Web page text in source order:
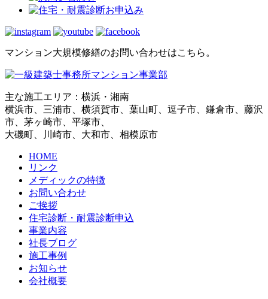
マンション大規模修繕のお問い合わせはこちら。
主な施工エリア：横浜・湘南
横浜市、三浦市、横須賀市、葉山町、逗子市、鎌倉市、藤沢
市、茅ヶ崎市、平塚市、
大磯町、川崎市、大和市、相模原市
HOME
リンク
メディックの特徴
お問い合わせ
ご挨拶
住宅診断・耐震診断申込
事業内容
社長ブログ
施工事例
お知らせ
会社概要